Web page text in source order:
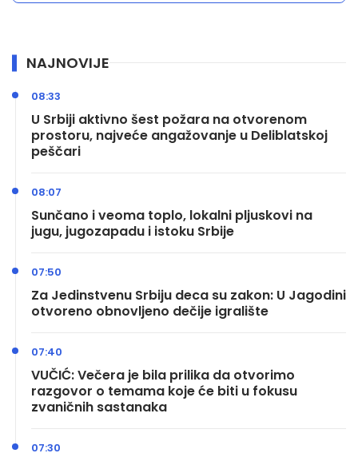
NAJNOVIJE
U Srbiji aktivno šest požara na otvorenom
prostoru, najveće angažovanje u Deliblatskoj
peščari
08:33
Sunčano i veoma toplo, lokalni pljuskovi na
jugu, jugozapadu i istoku Srbije
08:07
Za Jedinstvenu Srbiju deca su zakon: U Jagodini
otvoreno obnovljeno dečije igralište
07:50
VUČIĆ: Večera je bila prilika da otvorimo
razgovor o temama koje će biti u fokusu
zvaničnih sastanaka
07:40
07:30